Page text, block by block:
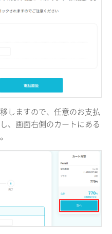
しますので、任意のお支払
、画面右側のカートにある